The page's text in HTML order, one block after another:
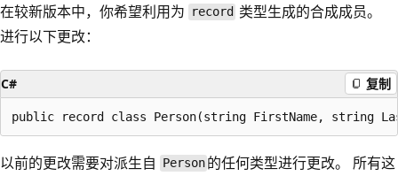
在较新版本中，你希望利用为 record 类型生成的合成成员。
进行以下更改：
C# 复制
以前的更改需要对派生自 Person 的任何类型进行更改。 所有这